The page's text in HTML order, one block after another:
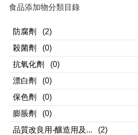
食品添加物分類目錄
防腐劑
(2)
殺菌劑
(0)
抗氧化劑
(0)
漂白劑
(0)
保色劑
(0)
膨脹劑
(0)
品質改良用-釀造用及...
(2)